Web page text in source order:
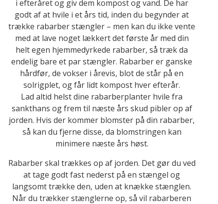
i efteråret og giv dem kompost og vand. De har
godt af at hvile i et års tid, inden du begynder at
trække rabarber stængler – men kan du ikke vente
med at lave noget lækkert det første år med din
helt egen hjemmedyrkede rabarber, så træk da
endelig bare et par stængler. Rabarber er ganske
hårdfør, de vokser i årevis, blot de står på en
solrigplet, og får lidt kompost hver efterår.
Lad altid helst dine rabarberplanter hvile fra
sankthans og frem til næste års skud pibler op af
jorden. Hvis der kommer blomster på din rabarber,
så kan du fjerne disse, da blomstringen kan
minimere næste års høst.
Rabarber skal trækkes op af jorden. Det gør du ved
at tage godt fast nederst på en stængel og
langsomt trække den, uden at knække stænglen.
Når du trækker stænglerne op, så vil rabarberen